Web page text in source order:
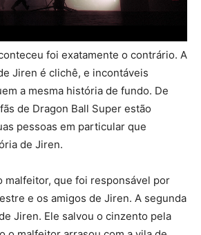
foi exatamente o contrário. A
Jiren é clichê, e incontáveis
a mesma história de fundo. De
de Dragon Ball Super estão
pessoas em particular que
de Jiren.
malfeitor, que foi responsável por
e os amigos de Jiren. A segunda
Jiren. Ele salvou o cinzento pela